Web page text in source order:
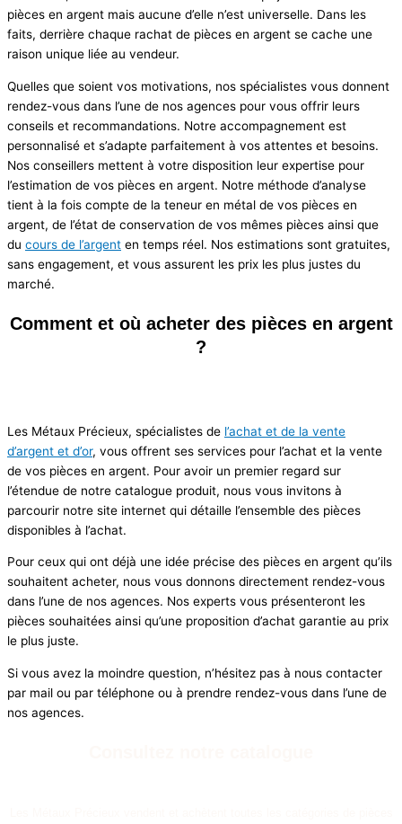
pièces en argent mais aucune d’elle n’est universelle. Dans les
faits, derrière chaque rachat de pièces en argent se cache une
raison unique liée au vendeur.
Quelles que soient vos motivations, nos spécialistes vous donnent
rendez-vous dans l’une de nos agences pour vous offrir leurs
conseils et recommandations. Notre accompagnement est
personnalisé et s’adapte parfaitement à vos attentes et besoins.
Nos conseillers mettent à votre disposition leur expertise pour
l’estimation de vos pièces en argent. Notre méthode d’analyse
tient à la fois compte de la teneur en métal de vos pièces en
argent, de l’état de conservation de vos mêmes pièces ainsi que
du cours de l’argent en temps réel. Nos estimations sont gratuites,
sans engagement, et vous assurent les prix les plus justes du
marché.
Comment et où acheter des pièces en argent
?
Les Métaux Précieux, spécialistes de l’achat et de la vente
d’argent et d’or, vous offrent ses services pour l’achat et la vente
de vos pièces en argent. Pour avoir un premier regard sur
l’étendue de notre catalogue produit, nous vous invitons à
parcourir notre site internet qui détaille l’ensemble des pièces
disponibles à l’achat.
Pour ceux qui ont déjà une idée précise des pièces en argent qu’ils
souhaitent acheter, nous vous donnons directement rendez-vous
dans l’une de nos agences. Nos experts vous présenteront les
pièces souhaitées ainsi qu’une proposition d’achat garantie au prix
le plus juste.
Si vous avez la moindre question, n’hésitez pas à nous contacter
par mail ou par téléphone ou à prendre rendez-vous dans l’une de
nos agences.